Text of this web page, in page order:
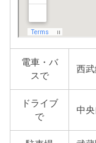
電車・バ
スで
西
ドライブ
で
中